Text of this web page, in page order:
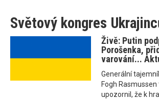
Světový kongres
Živě: Putin
Porošenka,
varování...
Generální
Fogh
upozornil, že k